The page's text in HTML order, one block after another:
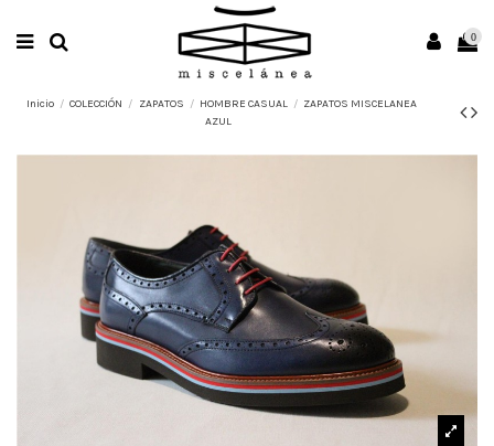
0
Inicio COLECCIÓN ZAPATOS HOMBRE CASUAL
ZAPATOS MISCELANEA
AZUL